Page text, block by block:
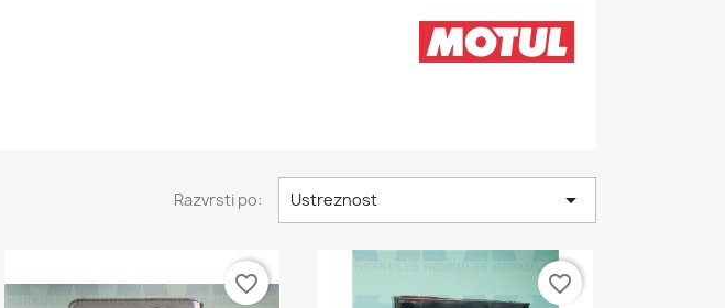
Razvrsti po: Ustreznost 
favorite_border favorite_border